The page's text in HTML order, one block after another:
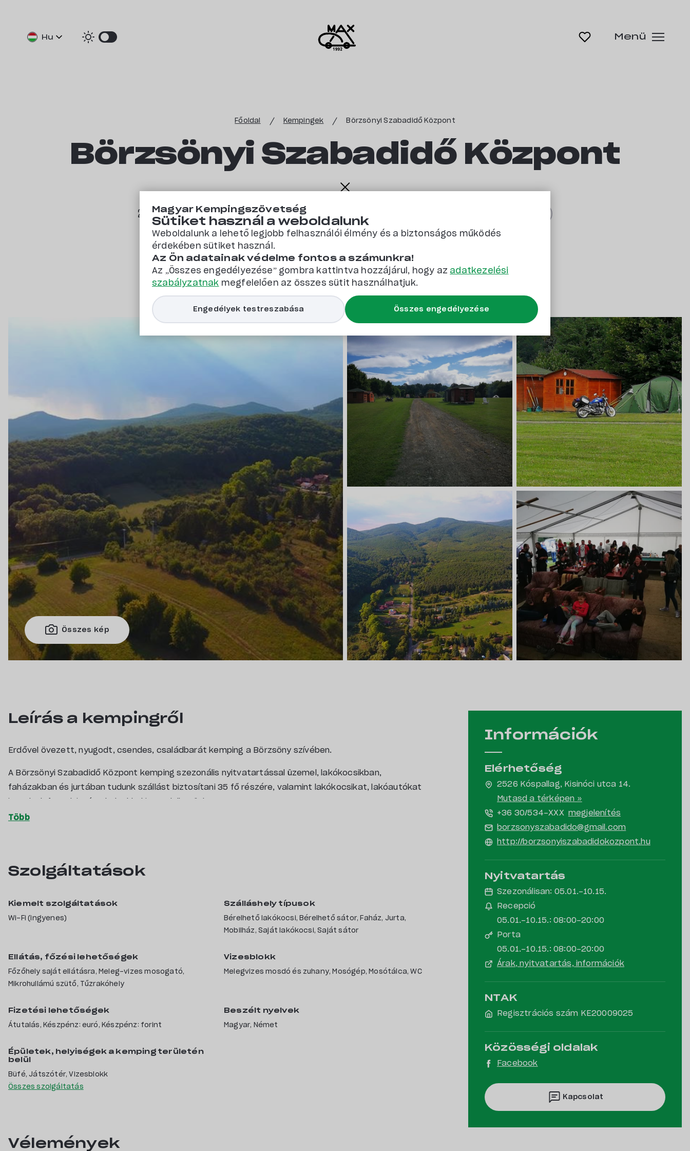
Magyar Kempingszövetség
Sütiket használ a weboldalunk
Weboldalunk a lehető legjobb felhasználói élmény és a biztonságos működés
érdekében sütiket használ.
Az Ön adatainak védelme fontos a számunkra!
Az „Összes engedélyezése” gombra kattintva hozzájárul, hogy az adatkezelési
szabályzatnak megfelelően az összes sütit használhatjuk.
Összes engedélyezése
Engedélyek testreszabása
Hu
Menü
Főoldal Kempingek Börzsönyi Szabadidő Központ
Börzsönyi Szabadidő Központ
2526 Kóspallag, Kisinóci utca 14. Mutasd a térképen »
Összes kép
Leírás a kempingről
Erdővel övezett, nyugodt, csendes, családbarát kemping a Börzsöny szívében.
A Börzsönyi Szabadidő Központ kemping szezonális nyitvatartással üzemel, lakókocsikban,
faházakban és jurtában tudunk szállást biztosítani 35 fő részére, valamint lakókocsikat, lakóautókat
Információk
Elérhetőség
2526 Kóspallag, Kisinóci utca 14.
Mutasd a térképen »
+36 30/534-XXX megjelenítés
borzsonyszabadido@gmail.com
http://borzsonyiszabadidokozpont.hu
Nyitvatartás
Szezonálisan: 05.01.-10.15.
Recepció
05.01.-10.15.: 08:00-20:00
Porta
05.01.-10.15.: 08:00-20:00
Árak, nyitvatartás, információk
NTAK
Regisztrációs szám KE20009025
Közösségi oldalak
Facebook
Kapcsolat
Szolgáltatások
Kiemelt szolgáltatások
Wi-Fi (ingyenes)
Szálláshely típusok
Bérelhető lakókocsi, Bérelhető sátor, Faház, Jurta,
Mobilház, Saját lakókocsi, Saját sátor
Ellátás, főzési lehetőségek
Főzőhely saját ellátásra, Meleg-vizes mosogató,
Mikrohullámú szütő, Tűzrakóhely
Vizesblokk
Melegvizes mosdó és zuhany, Mosógép, Mosótálca, WC
Fizetési lehetőségek
Átutalás, Készpénz: euró, Készpénz: forint
Beszélt nyelvek
Magyar, Német
Épületek, helyiségek a kemping területén
belül
Büfé, Játszótér, Vizesblokk
Összes szolgáltatás
Vélemények